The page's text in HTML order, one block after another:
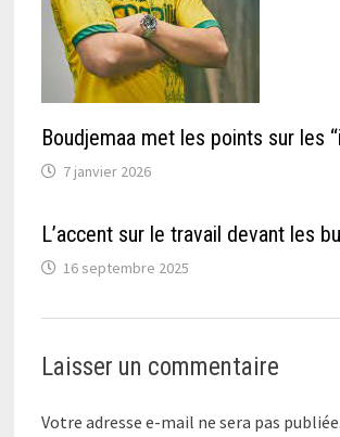
Boudjemaa met les points sur les
7 janvier 2026
L’accent sur le travail devant les
16 septembre 2025
Laisser un commentaire
Votre adresse e-mail ne sera pas publiée.